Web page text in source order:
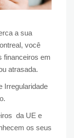
a sua
você
financeiros em
atrasada.
Irregularidade
da UE e
os seus